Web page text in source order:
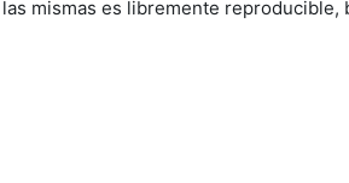
mismas es libremente